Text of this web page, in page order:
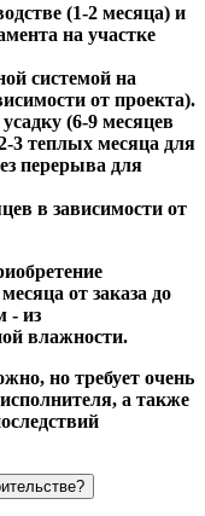
(1-2 месяца) и
на участке
системой на
от проекта).
(6-9 месяцев
3 теплых месяца для
перерыва для
в зависимости от
от заказа до
- из
влажности.
но требует очень
а также